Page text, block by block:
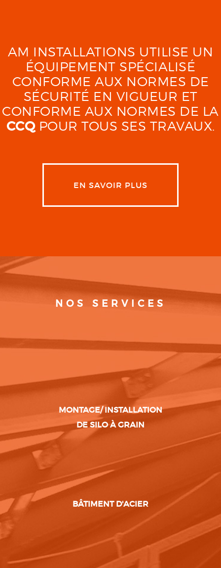
AM INSTALLATIONS UTILISE UN
ÉQUIPEMENT SPÉCIALISÉ
CONFORME AUX NORMES DE
SÉCURITÉ EN VIGUEUR ET
CONFORME AUX NORMES DE LA
CCQPOUR TOUS SES TRAVAUX.
EN SAVOIR PLUS
NOS SERVICES
MONTAGE/ INSTALLATION
DE SILO À GRAIN
BÂTIMENT D'ACIER